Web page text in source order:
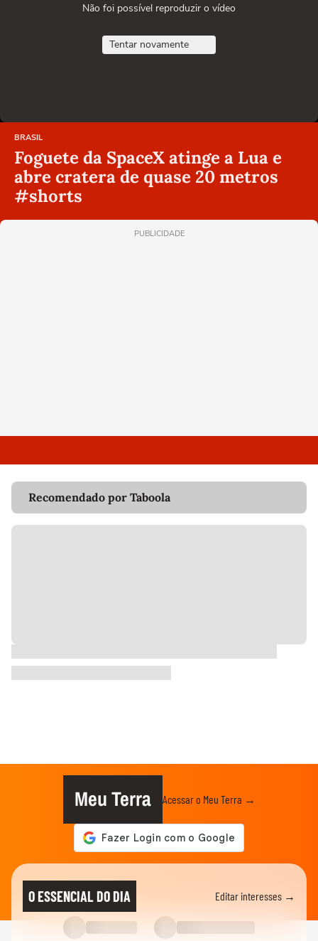
Não foi possível reproduzir o vídeo
Tentar novamente
BRASIL
Foguete da SpaceX atinge a Lua e
abre cratera de quase 20 metros
#shorts
PUBLICIDADE
Recomendado por Taboola
Meu Terra Acessar o Meu Terra →
O ESSENCIAL DO DIA Editar interesses →